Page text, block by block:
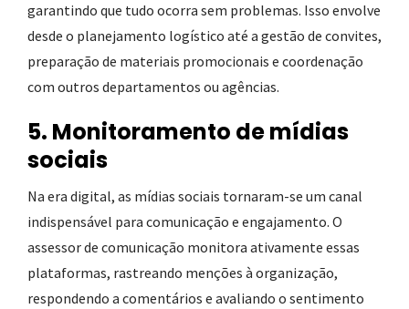
garantindo que tudo ocorra sem problemas. Isso envolve
desde o planejamento logístico até a gestão de convites,
preparação de materiais promocionais e coordenação
com outros departamentos ou agências.
5. Monitoramento de mídias
sociais
Na era digital, as mídias sociais tornaram-se um canal
indispensável para comunicação e engajamento. O
assessor de comunicação monitora ativamente essas
plataformas, rastreando menções à organização,
respondendo a comentários e avaliando o sentimento